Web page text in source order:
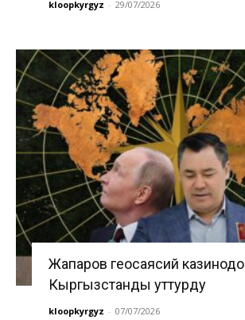
kloopkyrgyz - 29/07/2026
Жапаров геосаясий казинодо
Кыргызстанды уттурду
kloopkyrgyz - 07/07/2026